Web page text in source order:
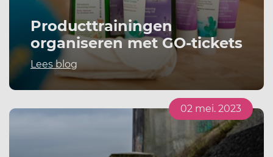
Producttrainingen
organiseren met GO-tickets
Lees blog
02 mei. 2023